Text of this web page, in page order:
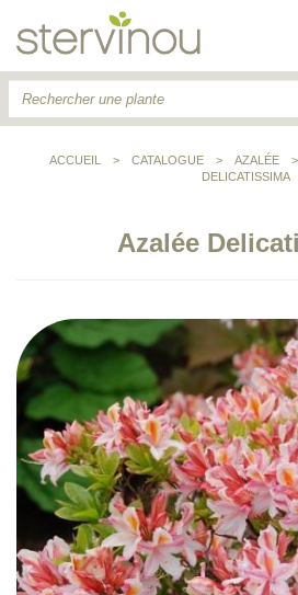
ACCUEIL > CATALOGUE > AZALÉE >
DELICATISSIMA
Azalée